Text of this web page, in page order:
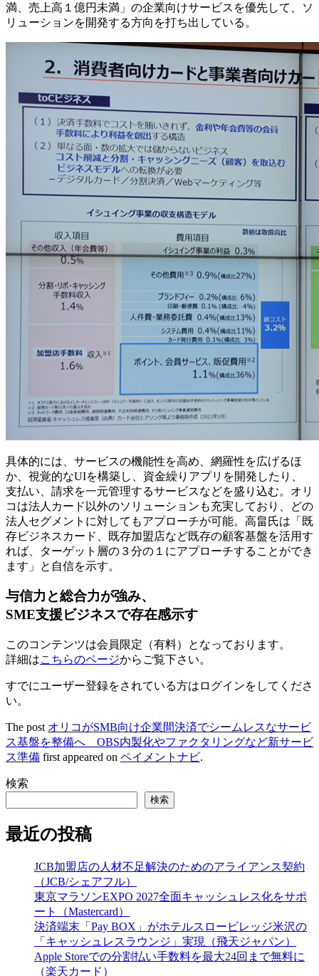
満、売上高１億円未満」の企業向けサービスを優先して、ソ
リューションを開発する方向を打ち出している。
具体的には、サービスの機能性を高め、網羅性を広げるほ
か、視覚的なUIを構築し、資金繰りアプリを開発したり、
支払い、請求を一元管理するサービスなどを盛り込む。オリ
コは法人カード以外のソリューションも充実しており、どの
法人セグメントに対してもアプローチが可能。高畠氏は「既
存ビジネスカード、既存加盟店など既存の顧客基盤を活用す
れば、ターゲット層の３分の１にアプローチすることができ
ます」と自信を示す。
与信力と総合力が強み、
SME支援ビジネスで存在感示す
このコンテンツは会員限定（有料）となっております。
詳細はこちらのページからご覧下さい。
すでにユーザー登録をされている方は ログインをしてくださ
い。
The post オリコがSMB向け企業間決済でシームレスなサービ
ス基盤を整備へ OBS内製化やファクタリングなど新サービ
ス準備 first appeared on ペイメントナビ.
検索
検索
最近の投稿
JCB加盟店の人材不足解決のためのアライアンス契約
（JCB/シェアフル）
東京マラソンEXPO 2027全面キャッシュレス化をサポ
ート（Mastercard）
決済端末「Pay BOX」がホテルスロービレッジ米沢の
「キャッシュレスラウンジ」実現（飛天ジャパン）
Apple Storeでの分割払い手数料を最大24回まで無料に
（楽天カード）